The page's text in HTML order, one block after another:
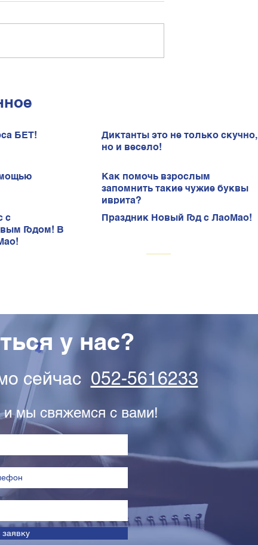
БЕТ!
Диктанты это не только скучно,
но и весело!
Как помочь взрослым
запомнить такие чужие буквы
иврита?
с
Годом! В
Праздник Новый Год с ЛаоМао!
у нас?
сейчас 052-5616233
и мы свяжемся с вами!
заявку